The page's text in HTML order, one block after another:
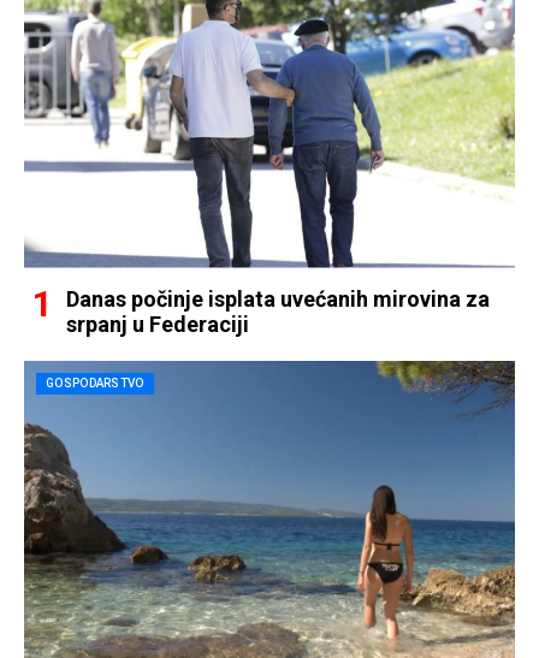
Danas počinje isplata uvećanih mirovina za
srpanj u Federaciji
GOSPODARSTVO